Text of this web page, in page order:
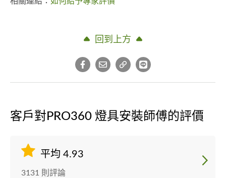
回到上方
客戶對PRO360 燈具安裝師傅的評價
平均 4.93
3131 則評論